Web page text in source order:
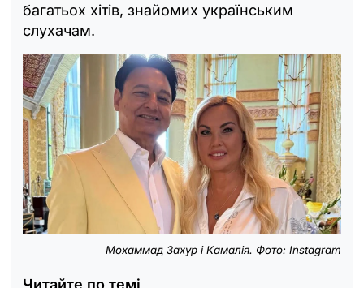
багатьох хітів, знайомих українським
слухачам.
Мохаммад Захур і Камалія. Фото: Instagram
Читайте по темі